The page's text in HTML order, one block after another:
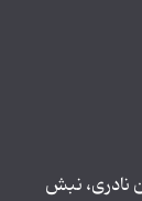
نادری، نبش